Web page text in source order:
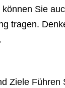
Sie
tragen.
Ziele Führen